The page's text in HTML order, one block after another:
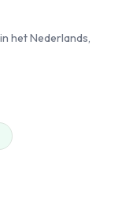
het Nederlands,